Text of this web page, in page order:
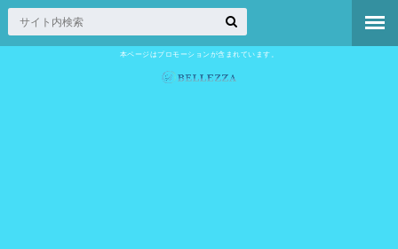
本ページはプロモーションが含まれています。